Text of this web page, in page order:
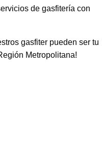
de gasfitería con
gasfiter pueden ser tu
Metropolitana!